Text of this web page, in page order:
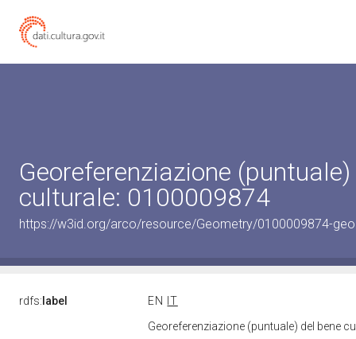
Georeferenziazione
culturale: 0100009874
https://w3id.org/arco/resource/Geometry/0100009874-
rdfs: label EN
IT
Georeferenziazione (puntuale) del bene